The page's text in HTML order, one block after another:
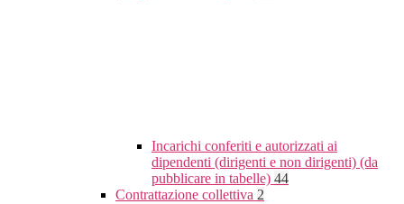
Incarichi conferiti e autorizzati ai
dipendenti (dirigenti e non dirigenti) (da
pubblicare in tabelle) 44
Contrattazione collettiva 2